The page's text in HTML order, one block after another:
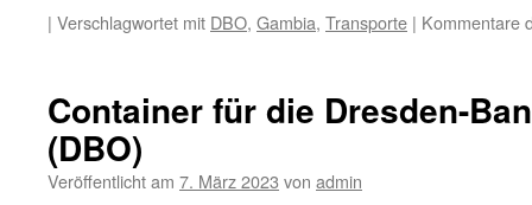
| Verschlagwortet mit DBO, Gambia, Transporte | Kommentare
Container für die Dresden-
(DBO)
Veröffentlicht am 7. März 2023 von admin